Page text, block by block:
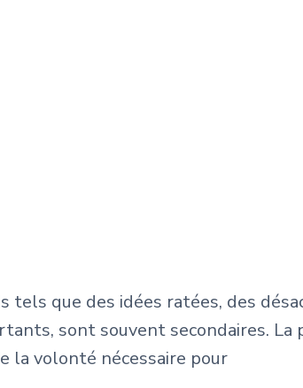
que des idées ratées, des
sont souvent secondaires. La
la volonté nécessaire pour